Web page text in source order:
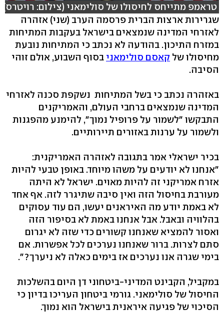
טראמפ מתייחס לחיסולו של סולימאני (צילום: רויטרס)
שגרירות ארצות הברית פרסמה הערב (שני) אזהרה
לאזרחי המדינה שנמצאים בישראל בעקבות המתיחות
במזרח התיכון. בהודעה לא נכתב כי המתיחות נובעת
מחיסולו של קאסם סולימאני בסוף השבוע, אולם זוהי
הסיבה.
באזהרה נכתב כי בשל המתיחות נשקפת סכנה לאזרחי
המדינה שנמצאים ברחבי העולם, והאמריקנים
התבקשו "לשמור על פרופיל נמוך", להימנע מהפגנות
ולשמור על ערנות באזורים תיירותיים.
בכיר ישראלי אמר בתגובה לאזהרה האמריקנית:
"אנחנו לא יודעים על משהו מיוחד. באופן טבעי להיות
אזרח אמריקני זה להיות מאוים. ישראל לא היתה
מעורבת בחיסול הזה ואין סיבה שתיגרר לזה. אף אחד
לא באמת יודע מה האיראנים יעשו, הם עוד עסוקים
בהלוויה ובאבל. אבל אנחנו באמת לא בסיפור הזה
ואסור להמציא שאנחנו קשורים כדי שזה לא יגרום
סתם לצרות. ברור שאנחנו נערכים לכל אפשרות. אם
בימי שגרה אנו נערכים אז בימים כאלה לא ניערך?".
במקביל, הקבינט המדיני-ביטחוני דן היום בהשלכות
החיסול של סולימאני. גורמי ביטחון העריכו בדיון כי
הסיכוי של פגיעה איראנית בישראל הוא נמוך.